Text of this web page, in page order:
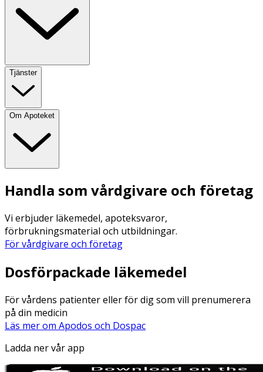
Tjänster
Om Apoteket
Handla som vårdgivare och företag
Vi erbjuder läkemedel, apoteksvaror,
förbrukningsmaterial och utbildningar.
För vårdgivare och företag
Dosförpackade läkemedel
För vårdens patienter eller för dig som vill prenumerera
på din medicin
Läs mer om Apodos och Dospac
Ladda ner vår app